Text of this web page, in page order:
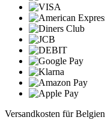
Versandkosten für Belgien